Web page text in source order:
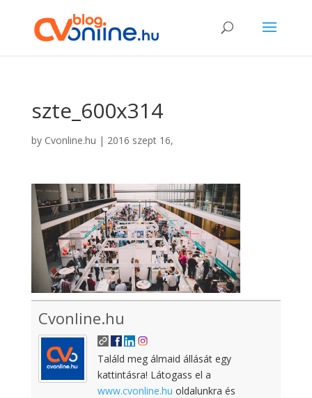
szte_600x314
by Cvonline.hu | 2016 szept 16,
Cvonline.hu
Találd meg álmaid állását egy
kattintásra! Látogass el a
www.cvonline.hu oldalunkra és